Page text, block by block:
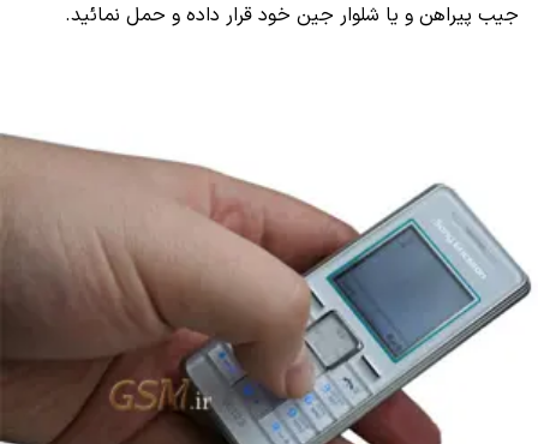
جیب پیراهن و یا شلوار جین خود قرار داده و حمل نمائید.